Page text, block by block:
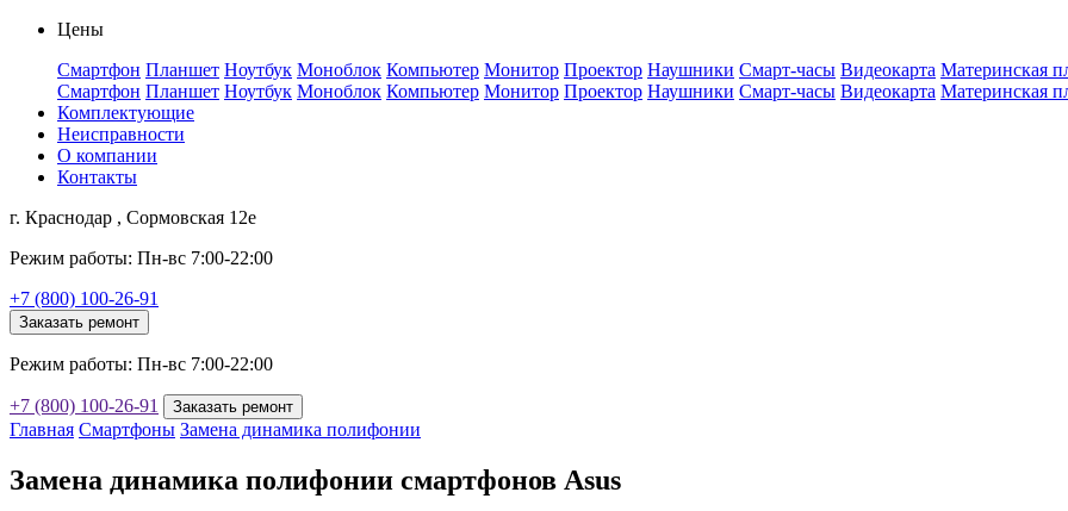
Цены
Смартфон Планшет Ноутбук Моноблок Компьютер Монитор Проектор Наушники Смарт-часы Видеокарта Материнская
Смартфон Планшет Ноутбук Моноблок Компьютер Монитор Проектор Наушники Смарт-часы Видеокарта Материнская
Комплектующие
Неисправности
О компании
Контакты
г. Краснодар , Сормовская 12е
Режим работы: Пн-вс 7:00-22:00
+7 (800) 100-26-91
Заказать ремонт
Режим работы: Пн-вс 7:00-22:00
+7 (800) 100-26-91 Заказать ремонт
Главная Смартфоны Замена динамика полифонии
Замена динамика полифонии смартфонов Asus